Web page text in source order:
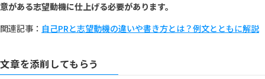
意がある志望動機に仕上げる必要があります。
関連記事： 自己PRと志望動機の違いや書き方とは？例文とともに解説
文章を添削してもらう